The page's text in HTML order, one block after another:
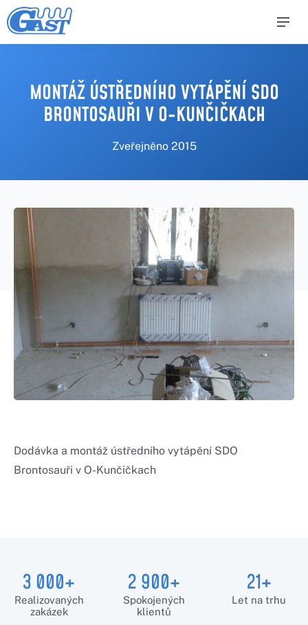
MONTÁŽ ÚSTŘEDNÍHO VYTÁPĚNÍ SDO
BRONTOSAUŘI V O-KUNČIČKACH
Zveřejněno 2015
Dodávka a montáž ústředního vytápění SDO
Brontosauři v O-Kunčičkach
3 000+
Realizovaných
zakázek
2 900+
Spokojených
klientů
21+
Let na trhu